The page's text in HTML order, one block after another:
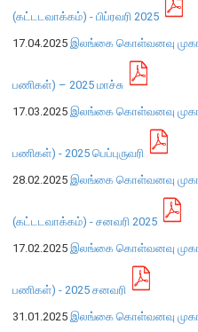
நிதியியல் முறைமை
நிதியியல் முறைமை
பொதுநோக்கு
முக்கிய தொழிற்பாடுகள்
வங்கித்தொழில் துறை
வங்கியல்லா நிதியியல்
முதனிலை வணிகர்கள்
நுண்பாக நிதித் துறை
அதிகாரம்பெற்ற பணத்தரகர்கள்
(கட்டடவாக்கம்) - பிப்ரவரி 2025
17.04.2025 இலங்கை கொள்வனவு
பணிகள்) – 2025 மாச்சு
17.03.2025 இலங்கை கொள்வனவு
பணிகள்) - 2025 பெப்புருவரி
28.02.2025 இலங்கை கொள்வனவு
(கட்டடவாக்கம்) - சனவரி 2025
17.02.2025 இலங்கை கொள்வனவு
பணிகள்) - 2025 சனவரி
31.01.2025 இலங்கை கொள்வனவு